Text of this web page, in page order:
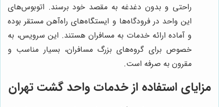
راحتی و بدون دغدغه به مقصد خود برسند. اتوبوس‌های
این واحد در فرودگاه‌ها و ایستگاه‌های راه‌آهن مستقر بوده
و آماده ارائه خدمات به مسافران هستند. این سرویس، به
خصوص برای گروه‌های بزرگ مسافران، بسیار مناسب و
مقرون به صرفه است.
مزایای استفاده از خدمات واحد گشت تهران